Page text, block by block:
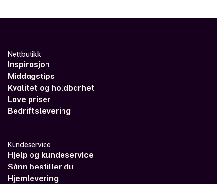
Nettbutikk
Inspirasjon
Middagstips
Kvalitet og holdbarhet
Lave priser
Bedriftslevering
Kundeservice
Hjelp og kundeservice
Sånn bestiller du
Hjemlevering